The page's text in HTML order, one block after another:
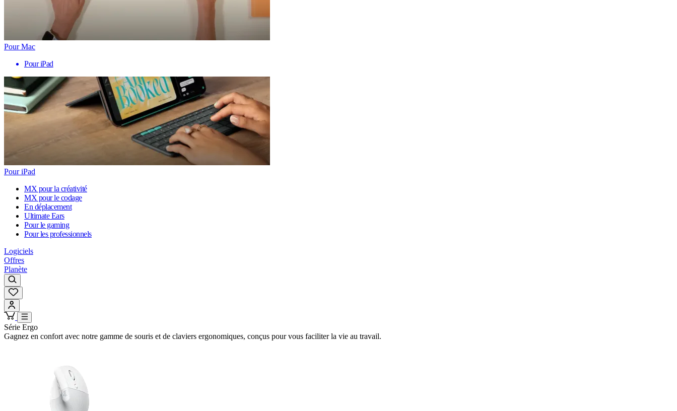
Pour Mac
Pour iPad
Pour iPad
MX pour la créativité
MX pour le codage
En déplacement
Ultimate Ears
Pour le gaming
Pour les professionnels
Logiciels
Offres
Planète
Série Ergo
Gagnez en confort avec notre gamme de souris et de claviers ergonomiques, conçus pour vous faciliter la vie au travail.